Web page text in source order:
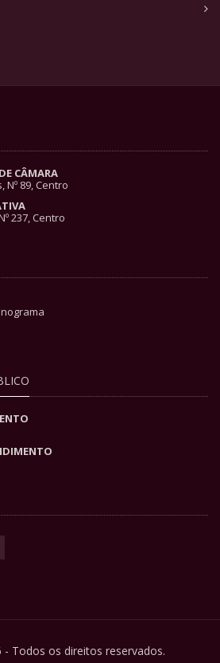
CÂMARA
89, Centro
237, Centro
Todos os direitos reservados.